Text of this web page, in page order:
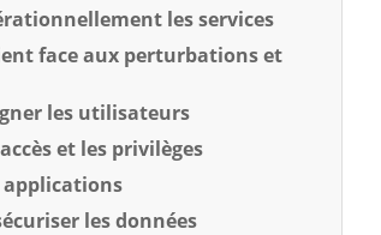
les services
face aux perturbations et
les utilisateurs
et les privilèges
applications
les données